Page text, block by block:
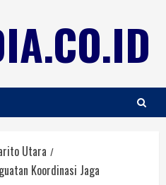
Utara
Koordinasi Jaga